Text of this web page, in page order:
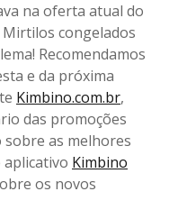
na oferta atual do
Mirtilos congelados
Recomendamos
e da próxima
Kimbino.com.br,
das promoções
sobre as melhores
Kimbino
os novos